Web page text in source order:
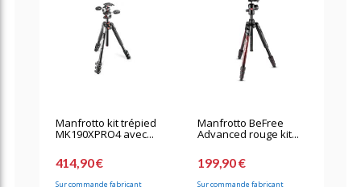
Manfrotto kit trépied
MK190XPRO4 avec...
414,90 €
Sur commande fabricant
Manfrotto BeFree
Advanced rouge kit...
199,90 €
Sur commande fabricant